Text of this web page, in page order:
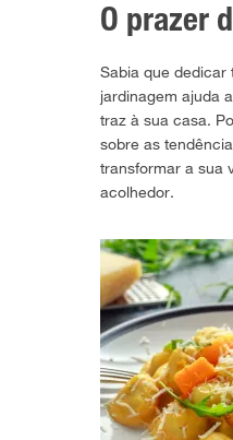
O prazer
Sabia que dedicar
jardinagem ajuda
traz à sua casa.
sobre as
transformar a sua
acolhedor.